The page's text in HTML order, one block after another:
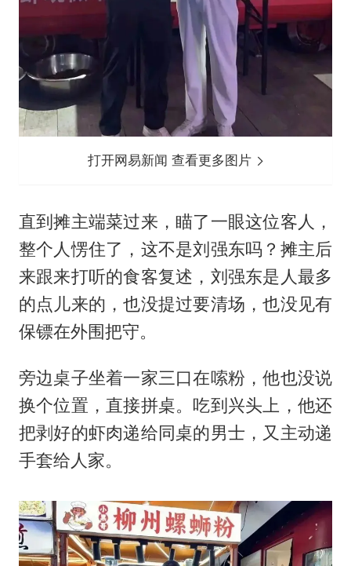
打开网易新闻 查看更多图片
直到摊主端菜过来，瞄了一眼这位客人，
整个人愣住了，这不是刘强东吗？摊主后
来跟来打听的食客复述，刘强东是人最多
的点儿来的，也没提过要清场，也没见有
保镖在外围把守。
旁边桌子坐着一家三口在嗦粉，他也没说
换个位置，直接拼桌。吃到兴头上，他还
把剥好的虾肉递给同桌的男士，又主动递
手套给人家。